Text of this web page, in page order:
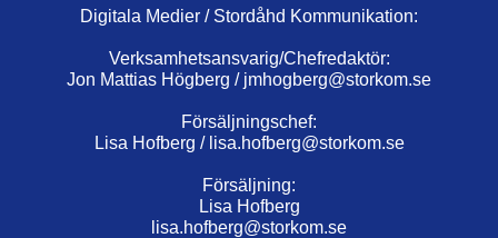
Digitala Medier / Stordåhd Kommunikation:
Verksamhetsansvarig/Chefredaktör:
Jon Mattias Högberg / jmhogberg@storkom.se
Försäljningschef:
Lisa Hofberg / lisa.hofberg@storkom.se
Försäljning:
Lisa Hofberg
lisa.hofberg@storkom.se